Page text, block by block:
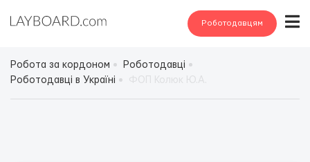
Роботодавцям
Робота за кордоном
Роботодавці
Роботодавці в Україні